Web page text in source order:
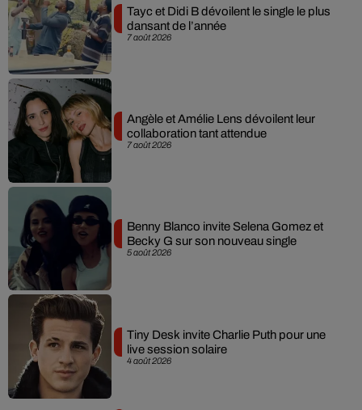
7 août 2026
Tayc et Didi B dévoilent le single le plus
dansant de l’année
7 août 2026
Angèle et Amélie Lens dévoilent leur
collaboration tant attendue
5 août 2026
Benny Blanco invite Selena Gomez et
Becky G sur son nouveau single
4 août 2026
Tiny Desk invite Charlie Puth pour une
live session solaire